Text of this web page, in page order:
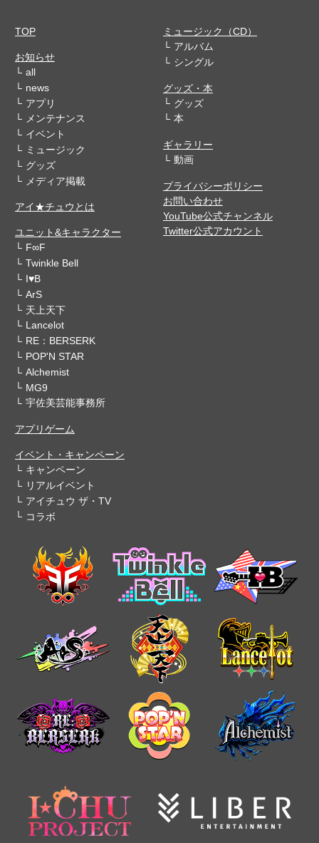
TOP
お知らせ
all
news
アプリ
メンテナンス
イベント
ミュージック
グッズ
メディア掲載
アイ★チュウとは
ユニット&キャラクター
F∞F
Twinkle Bell
I♥B
ArS
天上天下
Lancelot
RE：BERSERK
POP'N STAR
Alchemist
MG9
宇佐美芸能事務所
アプリゲーム
イベント・キャンペーン
キャンペーン
リアルイベント
アイチュウ ザ・TV
コラボ
ミュージック（CD）
アルバム
シングル
グッズ・本
グッズ
本
ギャラリー
動画
プライバシーポリシー
お問い合わせ
YouTube公式チャンネル
Twitter公式アカウント